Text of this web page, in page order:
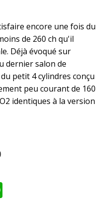
encore une fois du
de 260 ch qu'il
Déjà évoqué sur
dernier salon de
petit 4 cylindres conçu
peu courant de 160
identiques à la version